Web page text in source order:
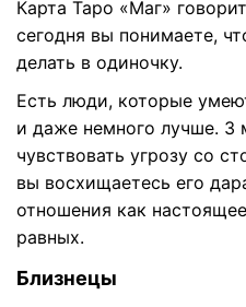
Карта Таро «Маг»
сегодня вы понимаете,
делать в одиночку.
Есть люди, которые
и даже немного лучше. 3
чувствовать угрозу со
вы восхищаетесь его
отношения как
равных.
Близнецы